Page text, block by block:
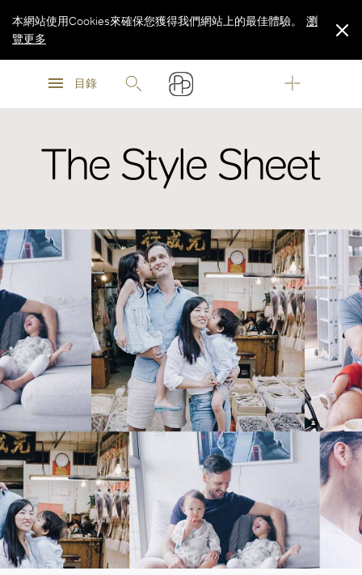
瀏
目錄
本網站使用Cookies來確保您獲得我們網站上的最佳體驗。
瀏
覽更多
The Style Sheet